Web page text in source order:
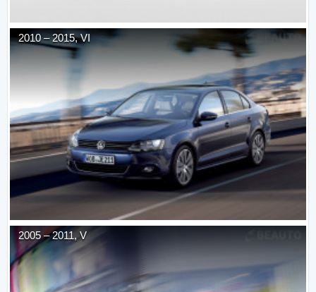
2010–2015,VI
2005–2011, V